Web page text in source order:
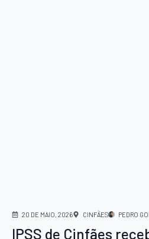
20 DE MAIO, 2026 CINFÃES PEDRO
IPSS de Cinfães